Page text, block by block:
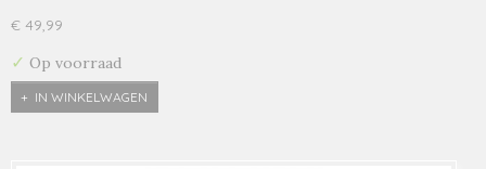
€ 49,99
✓ Op voorraad
IN WINKELWAGEN